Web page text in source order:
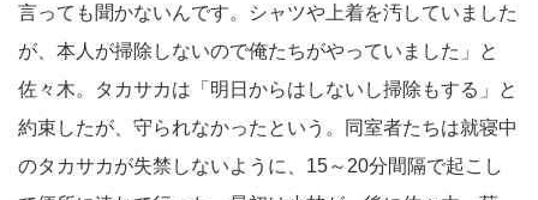
言っても聞かないんです。シャツや上着を汚していました
が、本人が掃除しないので俺たちがやっていました」と
佐々木。タカサカは「明日からはしないし掃除もする」と
約束したが、守られなかったという。同室者たちは就寝中
のタカサカが失禁しないように、15～20分間隔で起こし